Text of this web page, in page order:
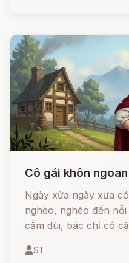
Cô gái khôn ngoan
Ngày xửa ngày xưa
nghèo, nghèo đến
cắm dùi, bác chỉ có
ST